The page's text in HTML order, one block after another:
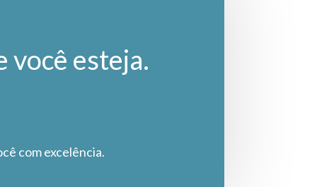
você esteja.
com excelência.